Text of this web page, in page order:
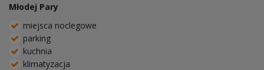
Młodej Pary
miejsca noclegowe
parking
kuchnia
klimatyzacja